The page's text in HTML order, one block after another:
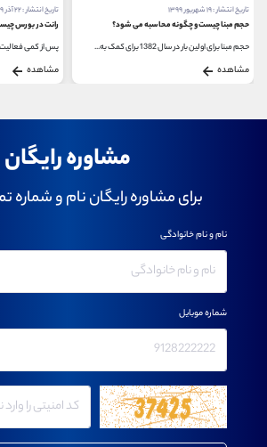
تاریخ انتشار : ۱۹ شهریور ۱۳۹۹
حجم مبنا چیست و چگونه محاسبه می شود؟
حجم مبنا برای اولین بار در سال 1382 برای کمک به...
مشاهده
تاریخ انتشار : ۲۲ آذر ۱۳۹۹
رانت در بورس
مشاهده
مشاوره رایگان
برای مشاوره رایگان نام و شماره
نام و نام خانوادگی
شماره موبایل